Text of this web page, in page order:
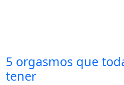
5 orgasmos que
tener